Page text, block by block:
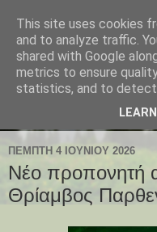
ΠΈΜΠΤΗ 4 ΙΟΥΝΊΟΥ 2026
Νέο προπονητή
Θρίαμβος
This site uses cookies
and to analyze traffic.
shared with Google
metrics to ensure
statistics, and to detect